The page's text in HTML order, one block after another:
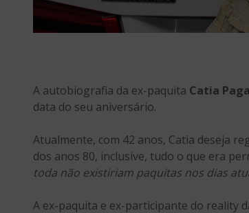
A autobiografia da ex-paquita Catia
data do seu aniversário.
Atualmente, com 42 anos, Catia deseja
dos anos 80, inclusive, tudo o que era
toda não existiriam paquitas nos dias
A ex-paquita e ex-participante do reality